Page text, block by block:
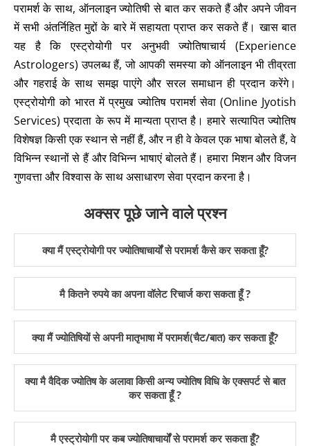
परामर्श के साथ, ऑनलाइन ज्योतिषी से बात कर सकते हैं और अपने जीवन
में सभी अंतर्निहित मुद्दों के बारे में सहायता प्राप्त कर सकते हैं। खास बात
यह है कि एस्ट्रोयोगी पर अनुभवी ज्योतिषाचार्य (Experience
Astrologers) उपलब्ध हैं, जो आपकी समस्या को ऑनलाइन भी तीव्रता
और गहराई के साथ समझ पाएंगे और सरल समाधान ही प्रदान करेंगे।
एस्ट्रोयोगी को भारत में प्रमुख ज्योतिष परामर्श सेवा (Online Jyotish
Services) प्रदाता के रूप में मान्यता प्राप्त है। हमारे सत्यापित ज्योतिष
विशेषज्ञ किसी एक स्थान से नहीं हैं, और न ही वे केवल एक भाषा बोलते हैं, वे
विभिन्न स्थानों से हैं और विभिन्न भाषाएं बोलते हैं। हमारा मिशन और विजन
गुणवत्ता और विश्वास के साथ असाधारण सेवा प्रदान करना है।
अक्सर पूछे जाने वाले प्रश्न
क्या मैं एस्ट्रोयोगी पर ज्योतिषाचार्यों से परामर्श कैसे कर सकता हूँ?
मै कितने रुपये का अपना वॉलेट रिचार्ज करा सकता हूँ ?
क्या मैं ज्योतिषियों से अपनी मातृभाषा में परामर्श(चैट/बात) कर सकता हूँ?
क्या मै वैदिक ज्योतिष के अलावा किसी अन्य ज्योतिष विधि के एक्सपर्ट से बात
कर सकता हूँ ?
मै एस्ट्रोयोगी पर कब ज्योतिषाचार्यों से परामर्श कर सकता हूँ?